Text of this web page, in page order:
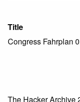
Title
Congress Fahrplan
The Hacker Archive